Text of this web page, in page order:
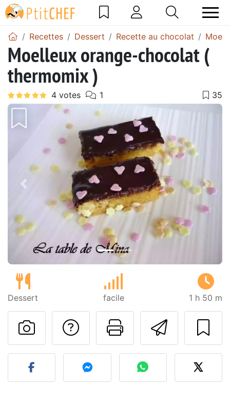
Recettes Dessert Recette au chocolat
Moelleux orange-chocolat (
thermomix )
Précédent
Dessert facile 1 h 50 m
Imprimer
Poser une
Publier votre photo de